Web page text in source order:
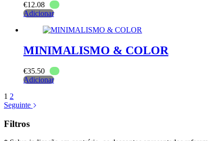
€12.08
Adicionar
MINIMALISMO & COLOR
€35.50
Adicionar
1 2
Seguinte
Filtros